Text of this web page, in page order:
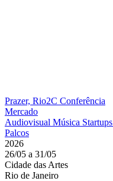
Prazer, Rio2C Conferência
Mercado
Audiovisual Música Startups
Palcos
2026
26/05 a 31/05
Cidade das Artes
Rio de Janeiro